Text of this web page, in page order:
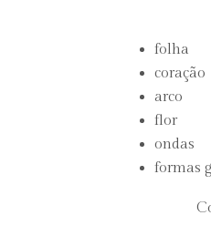
folha
coração
arco
flor
ondas
formas